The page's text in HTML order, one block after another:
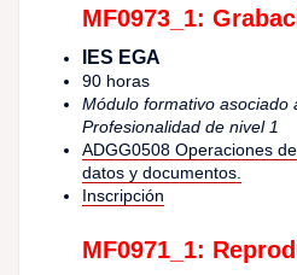
MF0973_1:
IES EGA
90 horas
Módulo formativo asociado
Profesionalidad de nivel 1
ADGG0508 Operaciones
datos y documentos.
Inscripción
MF0971_1: